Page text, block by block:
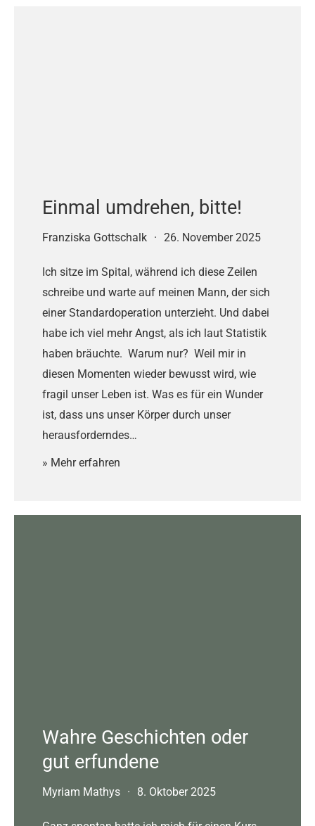
Einmal umdrehen, bitte!
Franziska Gottschalk · 26. November 2025
Ich sitze im Spital, während ich diese Zeilen
schreibe und warte auf meinen Mann, der sich
einer Standardoperation unterzieht. Und dabei
habe ich viel mehr Angst, als ich laut Statistik
haben bräuchte. Warum nur? Weil mir in
diesen Momenten wieder bewusst wird, wie
fragil unser Leben ist. Was es für ein Wunder
ist, dass uns unser Körper durch unser
herausforderndes…
» Mehr erfahren
Wahre Geschichten oder
gut erfundene
Myriam Mathys · 8. Oktober 2025